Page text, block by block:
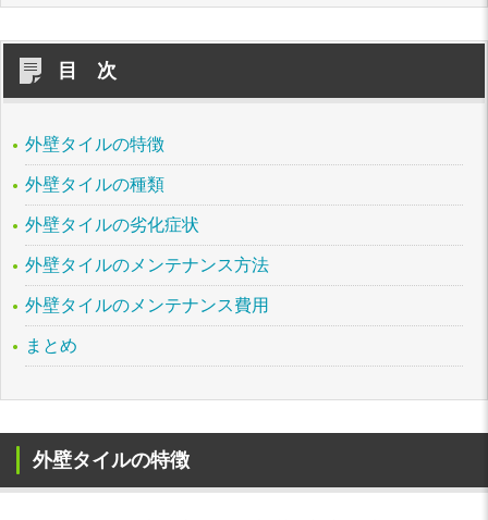
目 次
外壁タイルの特徴
外壁タイルの種類
外壁タイルの劣化症状
外壁タイルのメンテナンス方法
外壁タイルのメンテナンス費用
まとめ
外壁タイルの特徴